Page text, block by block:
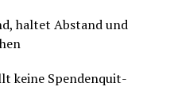
hal­tet Abstand und
kei­ne Spen­den­quit­